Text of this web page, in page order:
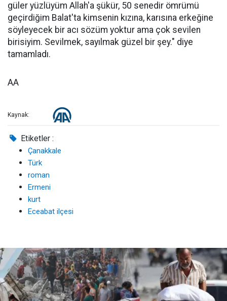
güler yüzlüyüm Allah'a şükür, 50 senedir ömrümü
geçirdiğim Balat'ta kimsenin kızına, karısına erkeğine
söyleyecek bir acı sözüm yoktur ama çok sevilen
birisiyim. Sevilmek, sayılmak güzel bir şey." diye
tamamladı.
AA
Kaynak:
Etiketler :
Çanakkale
Türk
roman
Ermeni
kurt
Eceabat ilçesi